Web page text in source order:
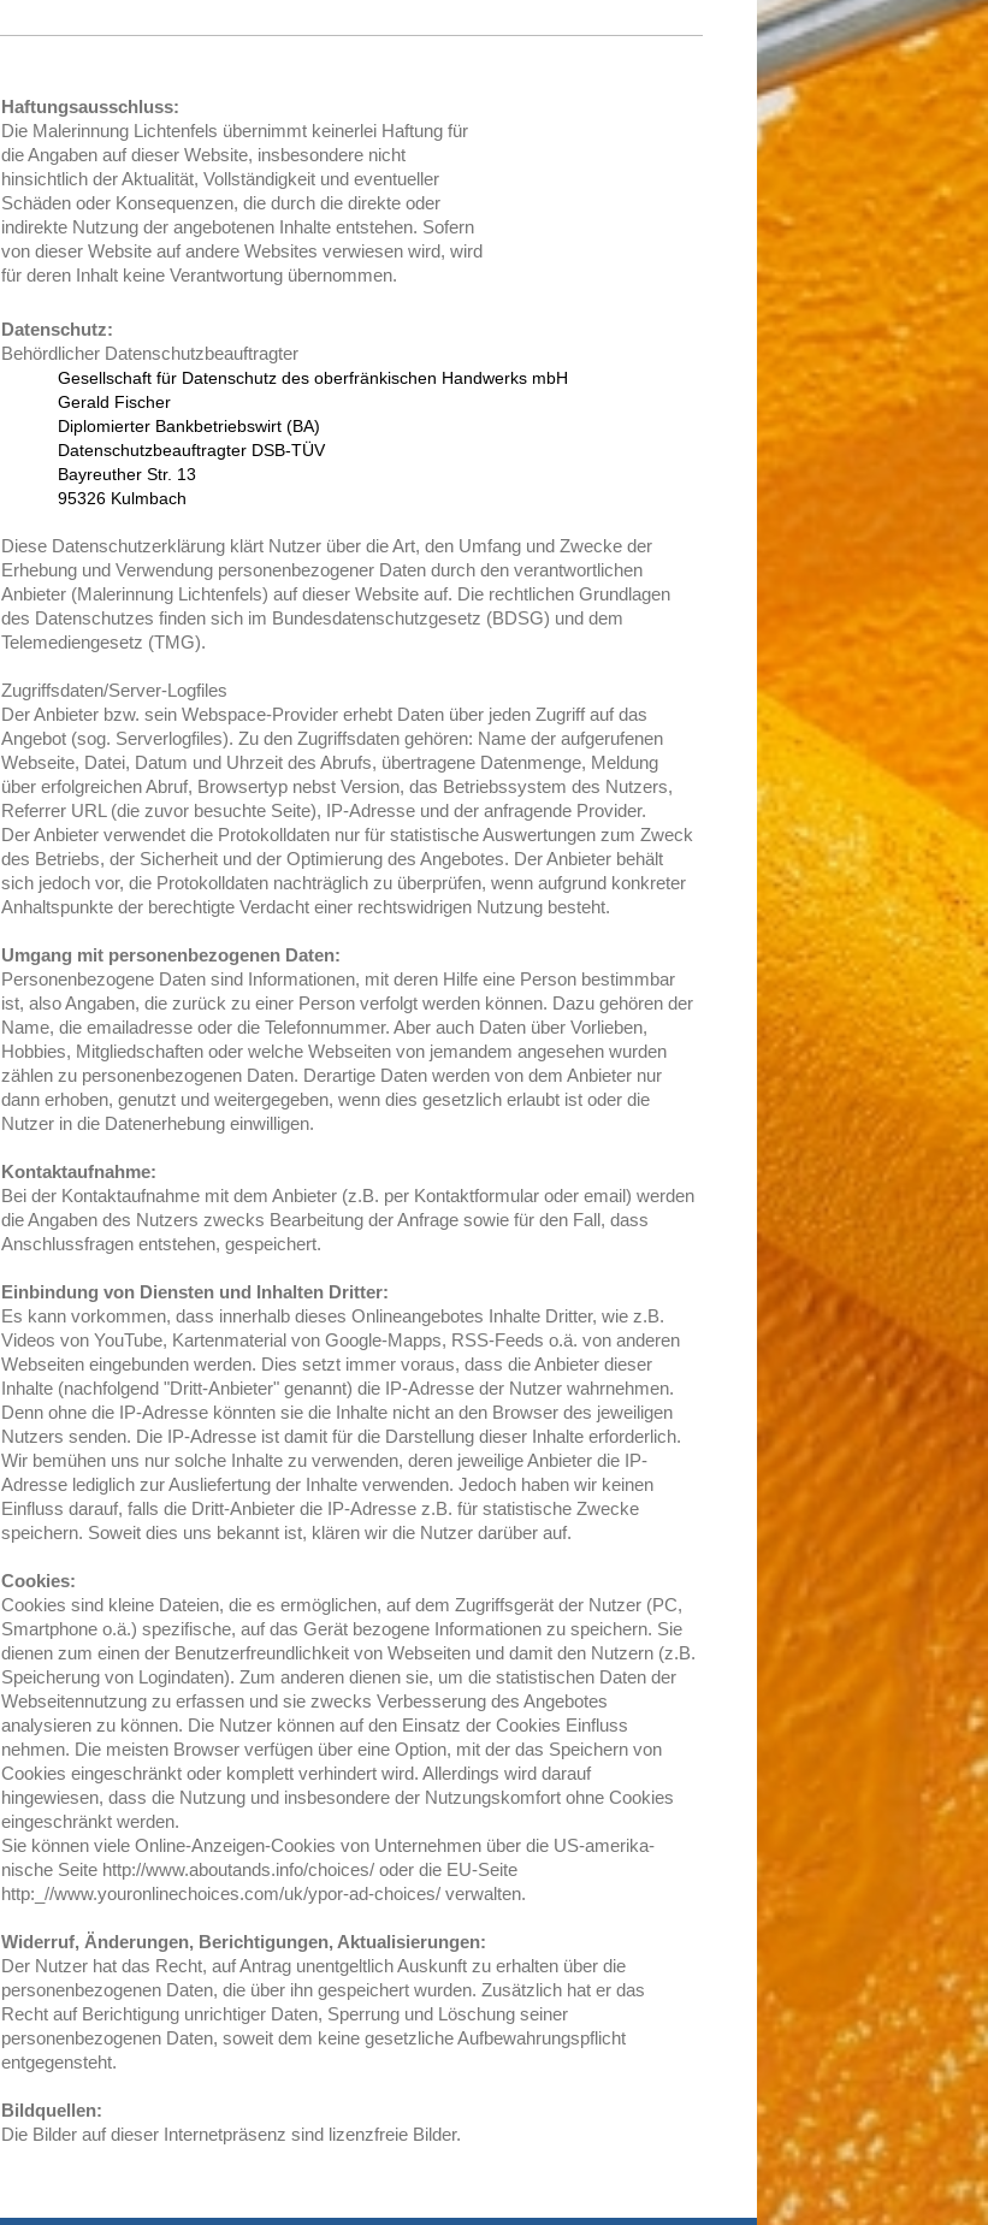
Haftungsausschluss:
Die Malerinnung Lichtenfels übernimmt keinerlei Haftung für
die Angaben auf dieser Website, insbesondere nicht
hinsichtlich der Aktualität, Vollständigkeit und eventueller
Schäden oder Konsequenzen, die durch die direkte oder
indirekte Nutzung der angebotenen Inhalte entstehen. Sofern
von dieser Website auf andere Websites verwiesen wird, wird
für deren Inhalt keine Verantwortung übernommen.
Datenschutz:
Behördlicher Datenschutzbeauftragter
Gesellschaft für Datenschutz des oberfränkischen Handwerks mbH
Gerald Fischer
Diplomierter Bankbetriebswirt (BA)
Datenschutzbeauftragter DSB-TÜV
Bayreuther Str. 13
95326 Kulmbach
Diese Datenschutzerklärung klärt Nutzer über die Art, den Umfang und Zwecke der
Erhebung und Verwendung personenbezogener Daten durch den verantwortlichen
Anbieter (Malerinnung Lichtenfels) auf dieser Website auf. Die rechtlichen Grundlagen
des Datenschutzes finden sich im Bundesdatenschutzgesetz (BDSG) und dem
Telemediengesetz (TMG).
Zugriffsdaten/Server-Logfiles
Der Anbieter bzw. sein Webspace-Provider erhebt Daten über jeden Zugriff auf das
Angebot (sog. Serverlogfiles). Zu den Zugriffsdaten gehören: Name der aufgerufenen
Webseite, Datei, Datum und Uhrzeit des Abrufs, übertragene Datenmenge, Meldung
über erfolgreichen Abruf, Browsertyp nebst Version, das Betriebssystem des Nutzers,
Referrer URL (die zuvor besuchte Seite), IP-Adresse und der anfragende Provider.
Der Anbieter verwendet die Protokolldaten nur für statistische Auswertungen zum Zweck
des Betriebs, der Sicherheit und der Optimierung des Angebotes. Der Anbieter behält
sich jedoch vor, die Protokolldaten nachträglich zu überprüfen, wenn aufgrund konkreter
Anhaltspunkte der berechtigte Verdacht einer rechtswidrigen Nutzung besteht.
Umgang mit personenbezogenen Daten:
Personenbezogene Daten sind Informationen, mit deren Hilfe eine Person bestimmbar
ist, also Angaben, die zurück zu einer Person verfolgt werden können. Dazu gehören der
Name, die emailadresse oder die Telefonnummer. Aber auch Daten über Vorlieben,
Hobbies, Mitgliedschaften oder welche Webseiten von jemandem angesehen wurden
zählen zu personenbezogenen Daten. Derartige Daten werden von dem Anbieter nur
dann erhoben, genutzt und weitergegeben, wenn dies gesetzlich erlaubt ist oder die
Nutzer in die Datenerhebung einwilligen.
Kontaktaufnahme:
Bei der Kontaktaufnahme mit dem Anbieter (z.B. per Kontaktformular oder email) werden
die Angaben des Nutzers zwecks Bearbeitung der Anfrage sowie für den Fall, dass
Anschlussfragen entstehen, gespeichert.
Einbindung von Diensten und Inhalten Dritter:
Es kann vorkommen, dass innerhalb dieses Onlineangebotes Inhalte Dritter, wie z.B.
Videos von YouTube, Kartenmaterial von Google-Mapps, RSS-Feeds o.ä. von anderen
Webseiten eingebunden werden. Dies setzt immer voraus, dass die Anbieter dieser
Inhalte (nachfolgend "Dritt-Anbieter" genannt) die IP-Adresse der Nutzer wahrnehmen.
Denn ohne die IP-Adresse könnten sie die Inhalte nicht an den Browser des jeweiligen
Nutzers senden. Die IP-Adresse ist damit für die Darstellung dieser Inhalte erforderlich.
Wir bemühen uns nur solche Inhalte zu verwenden, deren jeweilige Anbieter die IP-
Adresse lediglich zur Ausliefertung der Inhalte verwenden. Jedoch haben wir keinen
Einfluss darauf, falls die Dritt-Anbieter die IP-Adresse z.B. für statistische Zwecke
speichern. Soweit dies uns bekannt ist, klären wir die Nutzer darüber auf.
Cookies:
Cookies sind kleine Dateien, die es ermöglichen, auf dem Zugriffsgerät der Nutzer (PC,
Smartphone o.ä.) spezifische, auf das Gerät bezogene Informationen zu speichern. Sie
dienen zum einen der Benutzerfreundlichkeit von Webseiten und damit den Nutzern (z.B.
Speicherung von Logindaten). Zum anderen dienen sie, um die statistischen Daten der
Webseitennutzung zu erfassen und sie zwecks Verbesserung des Angebotes
analysieren zu können. Die Nutzer können auf den Einsatz der Cookies Einfluss
nehmen. Die meisten Browser verfügen über eine Option, mit der das Speichern von
Cookies eingeschränkt oder komplett verhindert wird. Allerdings wird darauf
hingewiesen, dass die Nutzung und insbesondere der Nutzungskomfort ohne Cookies
eingeschränkt werden.
Sie können viele Online-Anzeigen-Cookies von Unternehmen über die US-amerika-
nische Seite http://www.aboutands.info/choices/ oder die EU-Seite
http:_//www.youronlinechoices.com/uk/ypor-ad-choices/ verwalten.
Widerruf, Änderungen, Berichtigungen, Aktualisierungen:
Der Nutzer hat das Recht, auf Antrag unentgeltlich Auskunft zu erhalten über die
personenbezogenen Daten, die über ihn gespeichert wurden. Zusätzlich hat er das
Recht auf Berichtigung unrichtiger Daten, Sperrung und Löschung seiner
personenbezogenen Daten, soweit dem keine gesetzliche Aufbewahrungspflicht
entgegensteht.
Bildquellen:
Die Bilder auf dieser Internetpräsenz sind lizenzfreie Bilder.